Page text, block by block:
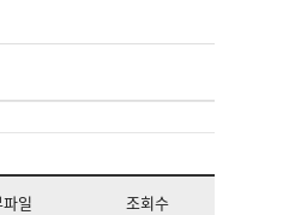
일 조회수